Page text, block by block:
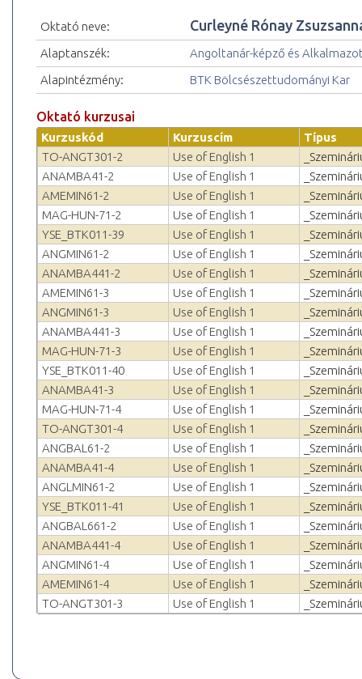
Oktató neve: Curleyné Rónay
Alaptanszék:
Angoltanár-képző és
Alapintézmény:
BTK Bölcsészettudományi Kar
Oktató kurzusai
Kurzuskód Kurzuscím
Típus
TO-ANGT301-2
Use of English 1
ANAMBA41-2
Use of English 1
AMEMIN61-2
Use of English 1
MAG-HUN-71-2
Use of English 1
YSE_BTK011-39
Use of English 1
ANGMIN61-2
Use of English 1
ANAMBA441-2
Use of English 1
AMEMIN61-3
Use of English 1
ANGMIN61-3
Use of English 1
ANAMBA441-3
Use of English 1
MAG-HUN-71-3
Use of English 1
YSE_BTK011-40
Use of English 1
ANAMBA41-3
Use of English 1
MAG-HUN-71-4
Use of English 1
TO-ANGT301-4
Use of English 1
ANGBAL61-2
Use of English 1
ANAMBA41-4
Use of English 1
ANGLMIN61-2
Use of English 1
YSE_BTK011-41
Use of English 1
ANGBAL661-2
Use of English 1
ANAMBA441-4
Use of English 1
ANGMIN61-4
Use of English 1
AMEMIN61-4
Use of English 1
TO-ANGT301-3
Use of English 1